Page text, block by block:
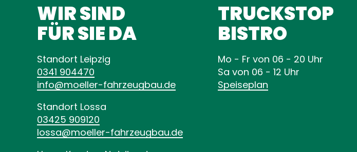
WIR SIND
FÜR SIE DA
Standort Leipzig
0341 904470
info
moeller-fahrzeugbaude
Standort Lossa
03425 909120
lossa
moeller-fahrzeugbaude
TRUCKSTOP
BISTRO
Mo - Fr von 06 - 20 Uhr
Sa von 06 - 12 Uhr
Speiseplan